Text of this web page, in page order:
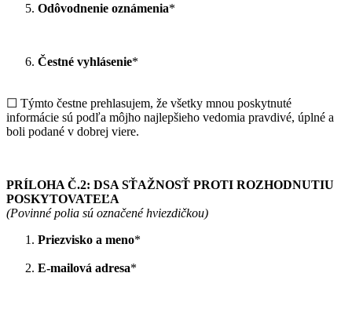
Odôvodnenie oznámenia*
Čestné vyhlásenie*
☐ Týmto čestne prehlasujem, že všetky mnou poskytnuté
informácie sú podľa môjho najlepšieho vedomia pravdivé, úplné a
boli podané v dobrej viere.
PRÍLOHA Č.2: DSA SŤAŽNOSŤ PROTI ROZHODNUTIU
POSKYTOVATEĽA
(Povinné polia sú označené hviezdičkou)
Priezvisko a meno*
E-mailová adresa*